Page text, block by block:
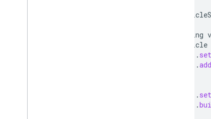
String
Vehicle
.
.
.
.